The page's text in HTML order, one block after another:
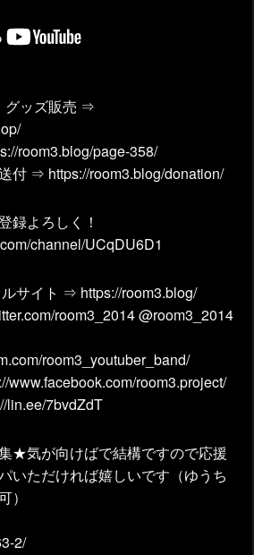
グッズ販売 ⇒
room3.blog/page-358/
付 ⇒ https://room3.blog/donation/
録よろしく！
channel/UCqDU6D1
ルサイト ⇒ https://room3.blog/
room3_2014 @room3_2014
room3_youtuber_band/
www.facebook.com/room3.project/
lin.ee/7bvdZdT
★気が向けばで結構ですので応援
いただければ嬉しいです（ゆうち
）
2/